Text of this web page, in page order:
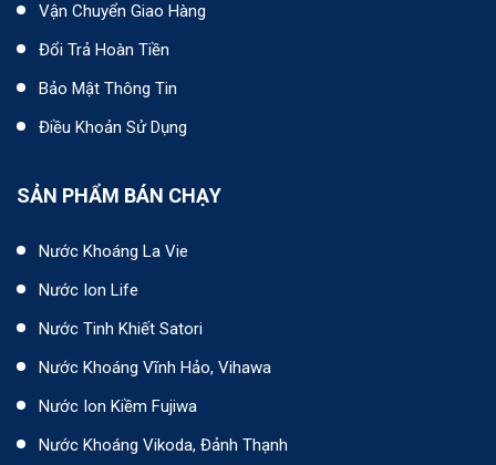
Vận Chuyển Giao Hàng
Đổi Trả Hoàn Tiền
Bảo Mật Thông Tin
Điều Khoản Sử Dụng
SẢN PHẨM BÁN CHẠY
Nước Khoáng La Vie
Nước Ion Life
Nước Tinh Khiết Satori
Nước Khoáng Vĩnh Hảo, Vihawa
Nước Ion Kiềm Fujiwa
Nước Khoáng Vikoda, Đảnh Thạnh